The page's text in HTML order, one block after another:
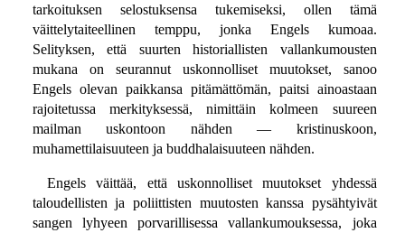
tarkoituksen selostuksensa tukemiseksi, ollen tämä
väittelytaiteellinen temppu, jonka Engels kumoaa.
Selityksen, että suurten historiallisten vallankumousten
mukana on seurannut uskonnolliset muutokset, sanoo
Engels olevan paikkansa pitämättömän, paitsi ainoastaan
rajoitetussa merkityksessä, nimittäin kolmeen suureen
mailman uskontoon nähden — kristinuskoon,
muhamettilaisuuteen ja buddhalaisuuteen nähden.
Engels väittää, että uskonnolliset muutokset yhdessä
taloudellisten ja poliittisten muutosten kanssa pysähtyivät
sangen lyhyeen porvarillisessa vallankumouksessa, joka